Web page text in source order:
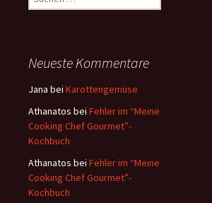
u
n
a
h
:
Neueste Kommentare
Jana bei Karottengemüse
Athanatos bei Fehler im “Meine
Cooking Chef Gourmet”-
Kochbuch
Athanatos bei Fehler im “Meine
Cooking Chef Gourmet”-
Kochbuch